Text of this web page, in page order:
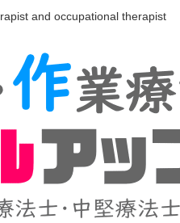
and occupational therapist